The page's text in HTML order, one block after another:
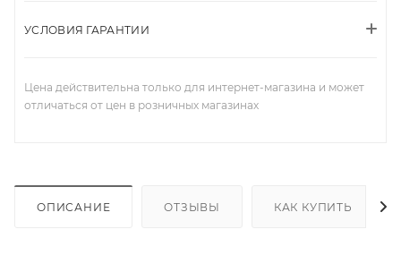
УСЛОВИЯ ГАРАНТИИ
Цена действительна только для интернет-магазина и может
отличаться от цен в розничных магазинах
ОПИСАНИЕ ОТЗЫВЫ КАК КУПИТЬ